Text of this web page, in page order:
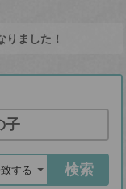
ました！
子
検索